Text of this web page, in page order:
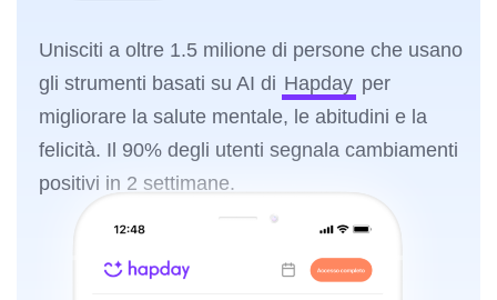
Unisciti a oltre 1.5 milione di persone che usano
gli strumenti basati su AI di Hapday per
migliorare la salute mentale, le abitudini e la
felicità. Il 90% degli utenti segnala cambiamenti
positivi in 2 settimane.